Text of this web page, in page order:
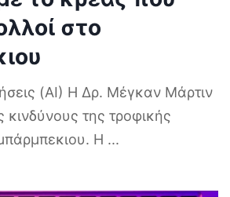
στο
(AI) Η Δρ. Μέγκαν Μάρτιν
κινδύνους της τροφικής
Η ...